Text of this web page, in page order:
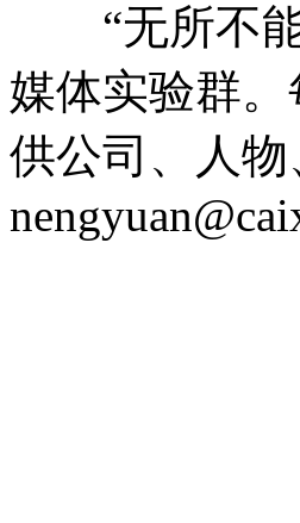
“无所不能”
媒体实验群
供公司、人